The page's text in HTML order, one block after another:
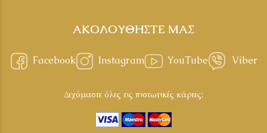
ΑΚΟΛΟΥΘΗΣΤΕ ΜΑΣ
Facebook Instagram YouTube Viber
Δεχόμαστε όλες τις πιστωτικές κάρτες: